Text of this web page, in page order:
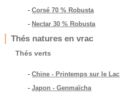
-Corsé 70 % Robusta
- Nectar 30 % Robusta
Thés natures en vrac
Thés verts
-Chine - Printemps sur le Lac
-Japon - Genmaïcha